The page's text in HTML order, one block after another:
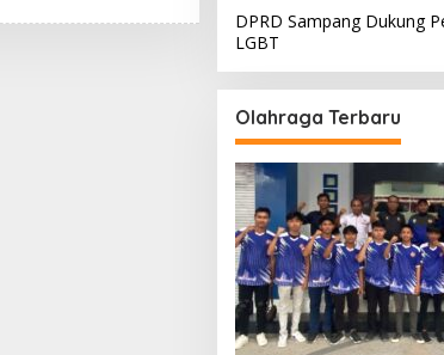
DPRD Sampang Dukung
LGBT
Olahraga Terbaru